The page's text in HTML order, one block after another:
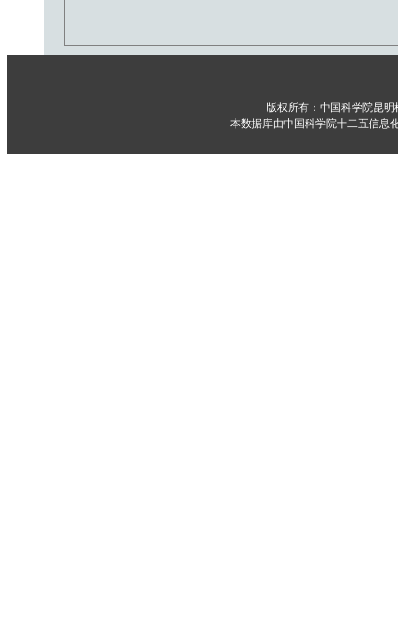
版权所有：中国科学院昆
本数据库由中国科学院十二五信息